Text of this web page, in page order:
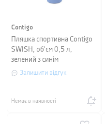
Contigo
Пляшка спортивна Contigo
SWISH, об'єм 0,5 л,
зелений з синім
Залишити відгук
Немає в наявності